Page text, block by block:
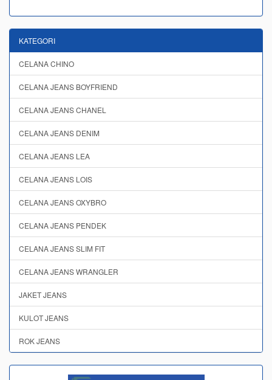
KATEGORI
CELANA CHINO
CELANA JEANS BOYFRIEND
CELANA JEANS CHANEL
CELANA JEANS DENIM
CELANA JEANS LEA
CELANA JEANS LOIS
CELANA JEANS OXYBRO
CELANA JEANS PENDEK
CELANA JEANS SLIM FIT
CELANA JEANS WRANGLER
JAKET JEANS
KULOT JEANS
ROK JEANS